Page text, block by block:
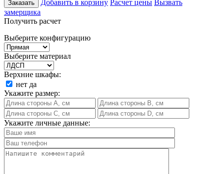
Заказать Добавить в корзину Расчет цены Вызвать
замерщика
Получить расчет
Выберите конфигурацию
Выберите материал
Верхние шкафы:
нет да
Укажите размер:
Укажите личные данные: